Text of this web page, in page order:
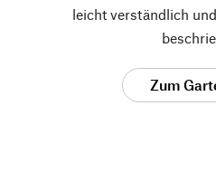
leicht verständlich
Zum